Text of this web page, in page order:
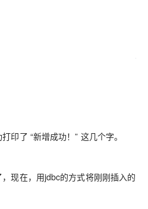
印了 “新增成功！” 这几个字。
现在，用jdbc的方式将刚刚插入的